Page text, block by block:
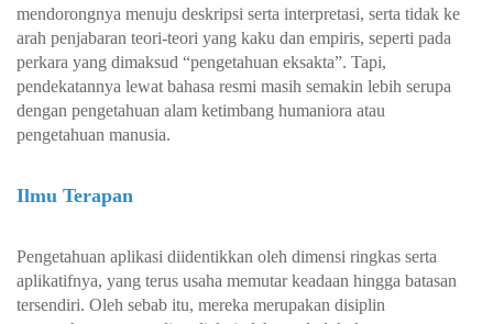
mendorongnya menuju deskripsi serta interpretasi, serta tidak ke
arah penjabaran teori-teori yang kaku dan empiris, seperti pada
perkara yang dimaksud “pengetahuan eksakta”. Tapi,
pendekatannya lewat bahasa resmi masih semakin lebih serupa
dengan pengetahuan alam ketimbang humaniora atau
pengetahuan manusia.
Ilmu Terapan
Pengetahuan aplikasi diidentikkan oleh dimensi ringkas serta
aplikatifnya, yang terus usaha memutar keadaan hingga batasan
tersendiri. Oleh sebab itu, mereka merupakan disiplin